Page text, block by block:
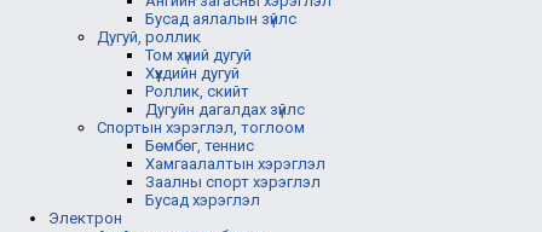
Бусад аялалын зүйлс
Дугуй, роллик
Том хүний дугуй
Хүүхдийн дугуй
Роллик, скийт
Дугуйн дагалдах зүйлс
Спортын хэрэглэл, тоглоом
Бөмбөг, теннис
Хамгаалалтын хэрэглэл
Заалны спорт хэрэглэл
Бусад хэрэглэл
Электрон